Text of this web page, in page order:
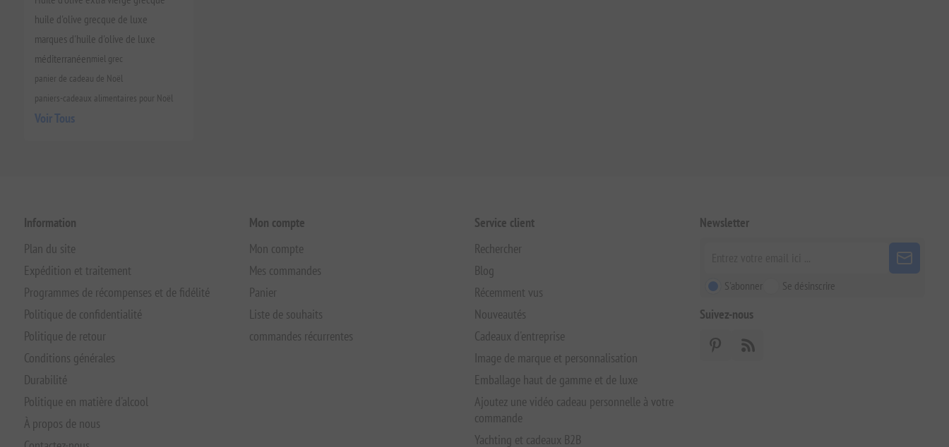
huile d'olive grecque de luxe
marques d'huile d'olive de luxe
méditerranéenmiel grec
panier de cadeau de Noël
paniers-cadeaux alimentaires pour Noël
Voir Tous
Information
Plan du site
Expédition et traitement
Programmes de récompenses et de fidélité
Politique de confidentialité
Politique de retour
Conditions générales
Durabilité
Politique en matière d'alcool
À propos de nous
Mon compte
Mon compte
Mes commandes
Panier
Liste de souhaits
commandes récurrentes
Service client
Rechercher
Blog
Récemment vus
Nouveautés
Cadeaux d'entreprise
Image de marque et personnalisation
Emballage haut de gamme et de luxe
Ajoutez une vidéo cadeau personnelle à votre
commande
Yachting et cadeaux B2B
Newsletter
S'abonner Se désinscrire
Suivez-nous